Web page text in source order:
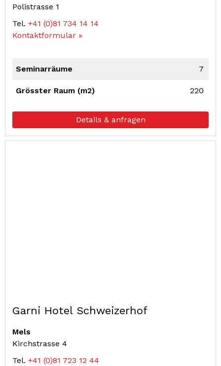
Polistrasse 1
Tel. +41 (0)81 734 14 14
Kontaktformular »
Seminarräume 7
Grösster Raum (m2) 220
Details & anfragen
Garni Hotel Schweizerhof
Mels
Kirchstrasse 4
Tel. +41 (0)81 723 12 44